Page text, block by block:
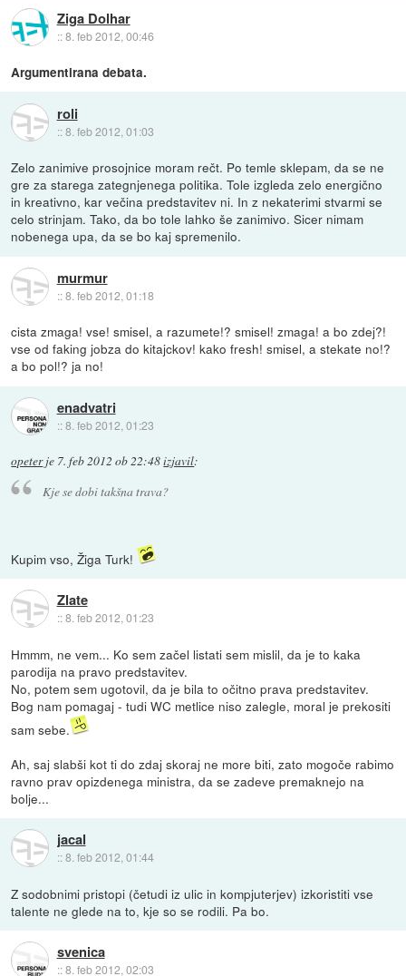
Ziga Dolhar
::8. feb 2012, 00:46
Argumentirana debata.
roli
::8. feb 2012, 01:03
Zelo zanimive prosojnice moram rečt. Po temle sklepam, da se ne
gre za starega zategnjenega politika. Tole izgleda zelo energično
in kreativno, kar večina predstavitev ni. In z nekaterimi stvarmi se
celo strinjam. Tako, da bo tole lahko še zanimivo. Sicer nimam
nobenega upa, da se bo kaj spremenilo.
murmur
::8. feb 2012, 01:18
cista zmaga! vse! smisel, a razumete!? smisel! zmaga! a bo zdej?!
vse od faking jobza do kitajckov! kako fresh! smisel, a stekate no!?
a bo pol!? ja no!
enadvatri
::8. feb 2012, 01:23
opeterje 7. feb 2012 ob 22:48izjavil:
Kje se dobi takšna trava?
Kupim vso, Žiga Turk!
Zlate
::8. feb 2012, 01:23
Hmmm, ne vem... Ko sem začel listati sem mislil, da je to kaka
parodija na pravo predstavitev.
No, potem sem ugotovil, da je bila to očitno prava predstavitev.
Bog nam pomagaj - tudi WC metlice niso zalegle, moral je prekositi
sam sebe.
Ah, saj slabši kot ti do zdaj skoraj ne more biti, zato mogoče rabimo
ravno prav opizdenega ministra, da se zadeve premaknejo na
bolje...
jacal
::8. feb 2012, 01:44
Z sodobnimi pristopi (četudi iz ulic in kompjuterjev) izkoristiti vse
talente ne glede na to, kje so se rodili. Pa bo.
svenica
::8. feb 2012, 02:03